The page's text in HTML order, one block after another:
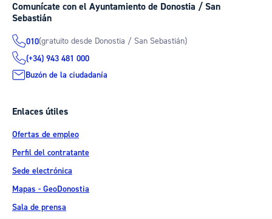
Comunícate con el Ayuntamiento de Donostia / San
Sebastián
010(gratuito desde Donostia / San Sebastián)
(+34) 943 481 000
Buzón de la ciudadanía
Enlaces útiles
Ofertas de empleo
Perfil del contratante
Sede electrónica
Mapas - GeoDonostia
Sala de prensa